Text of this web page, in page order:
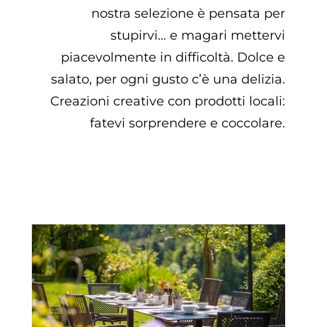
nostra selezione è pensata per
stupirvi… e magari mettervi
piacevolmente in difficoltà. Dolce e
salato, per ogni gusto c’è una delizia.
Creazioni creative con prodotti locali:
fatevi sorprendere e coccolare.